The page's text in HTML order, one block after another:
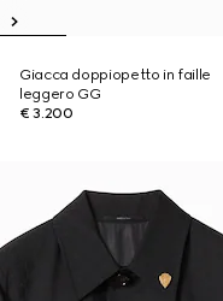
Giacca doppiopetto in faille
leggero GG
€ 3.200